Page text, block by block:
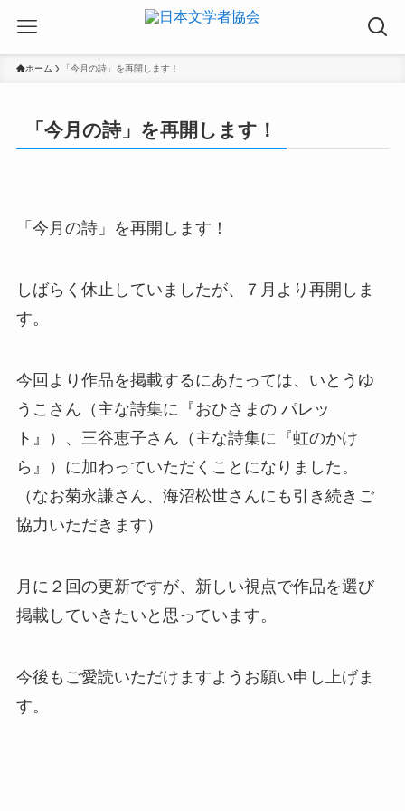
ホーム 「今月の詩」を再開します！
「今月の詩」を再開します！
「今月の詩」を再開します！
しばらく休止していましたが、７月より再開しま
す。
今回より作品を掲載するにあたっては、いとうゆ
うこさん（主な詩集に『おひさまの パレッ
ト』）、三谷恵子さん（主な詩集に『虹のかけ
ら』）に加わっていただくことになりました。
（なお菊永謙さん、海沼松世さんにも引き続きご
協力いただきます）
月に２回の更新ですが、新しい視点で作品を選び
掲載していきたいと思っています。
今後もご愛読いただけますようお願い申し上げま
す。